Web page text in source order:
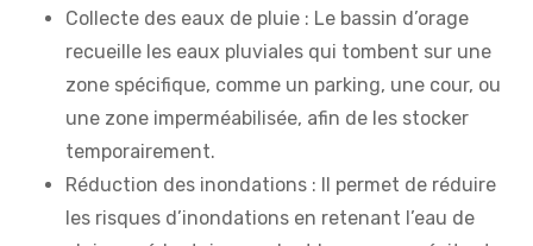
Collecte des eaux de pluie : Le bassin d’orage
recueille les eaux pluviales qui tombent sur une
zone spécifique, comme un parking, une cour, ou
une zone imperméabilisée, afin de les stocker
temporairement.
Réduction des inondations : Il permet de réduire
les risques d’inondations en retenant l’eau de